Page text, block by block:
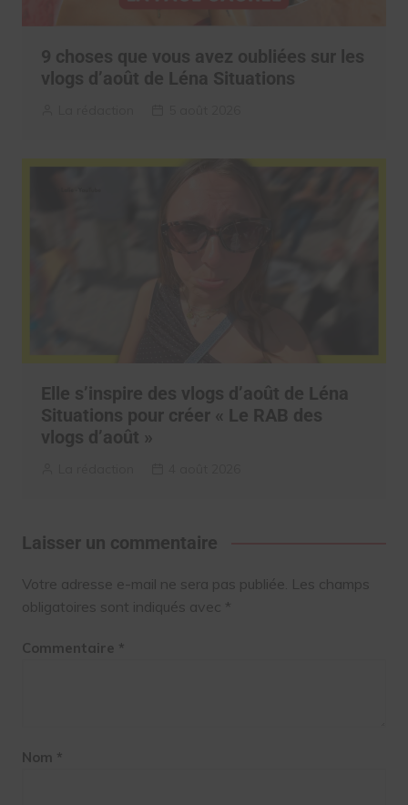
9 choses que vous avez oubliées sur les
vlogs d’août de Léna Situations
Elle s’inspire des vlogs d’août de Léna
Situations pour créer « Le RAB des
vlogs d’août »
Laisser un commentaire
Votre adresse e-mail ne sera pas publiée. Les champs
obligatoires sont indiqués avec *
Commentaire *
Nom *